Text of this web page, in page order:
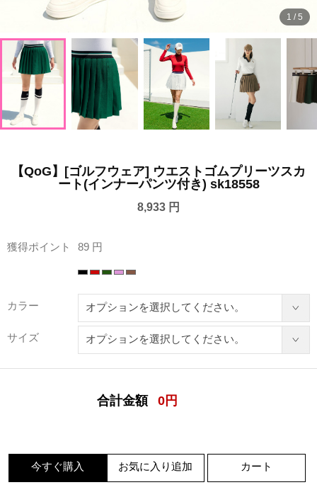
1 /5
【QoG】[ゴルフウェア] ウエストゴムプリーツスカ
ート(インナーパンツ付き) sk18558
8,933 円
獲得ポイント 89 円
カラー
サイズ
合計金額 0 円
今すぐ購入 お気に入り追加 カート